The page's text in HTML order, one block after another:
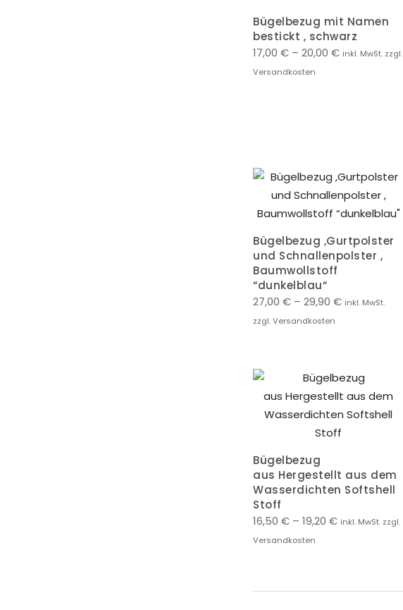
Bügelbezug mit Namen
bestickt , schwarz
17,00 € – 20,00 € inkl. MwSt. zzgl.
Versandkosten
Bügelbezug ,Gurtpolster
und Schnallenpolster ,
Baumwollstoff
“dunkelblau“
27,00 € – 29,90 € inkl. MwSt.
zzgl. Versandkosten
Bügelbezug
aus Hergestellt aus dem
Wasserdichten Softshell
Stoff
16,50 € – 19,20 € inkl. MwSt. zzgl.
Versandkosten